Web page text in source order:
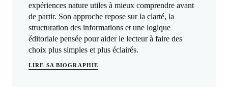
expériences nature utiles à mieux comprendre avant
de partir. Son approche repose sur la clarté, la
structuration des informations et une logique
éditoriale pensée pour aider le lecteur à faire des
choix plus simples et plus éclairés.
LIRE SA BIOGRAPHIE